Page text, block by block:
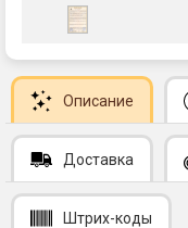
Описание
Доставка
Штрих-коды